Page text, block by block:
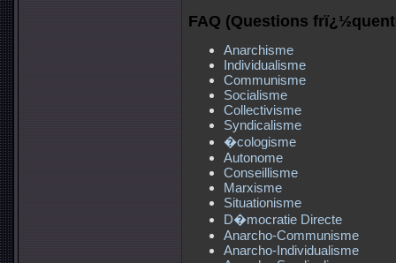
FAQ (Questions
Anarchisme
Individualisme
Communisme
Socialisme
Collectivisme
Syndicalisme
�cologisme
Autonome
Conseillisme
Marxisme
Situationisme
D�mocratie Directe
Anarcho-Communisme
Anarcho-Individualisme